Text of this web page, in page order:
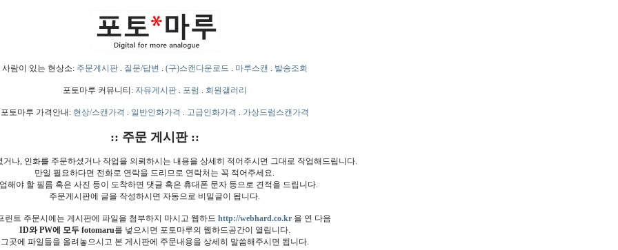
사람이 있는 현상소: 주문게시판. 질문/답변 . (구)스캔다운로드 . 마루스캔 . 발송조회
포토마루 커뮤니티: 자유게시판. 포럼 . 회원갤러리
포토마루 가격안내: 현상/스캔가격 . 일반인화가격 . 고급인화가격 . 가상드럼스캔가격
:: 주문 게시판 ::
거나, 인화를 주문하셨거나 작업을 의뢰하시는 내용을 상세히 적어주시면 그대로 작업해드립니다.
만일 필요하다면 전화로 연락을 드리므로 연락처는 꼭 적어주세요.
해야 할 필름 혹은 사진 등이 도착하면 댓글 혹은 휴대폰 문자 등으로 견적을 드립니다.
주문게시판에 글을 작성하시면 자동으로 비밀글이 됩니다.
린트 주문시에는 게시판에 파일을 첨부하지 마시고 웹하드 http://webhard.co.kr 을 연 다음
ID와 PW에 모두 fotomaru를 넣으시면 포토마루의 웹하드공간이 열립니다.
그곳에 파일들을 올려놓으시고 본 게시판에 주문내용을 상세히 말씀해주시면 됩니다.